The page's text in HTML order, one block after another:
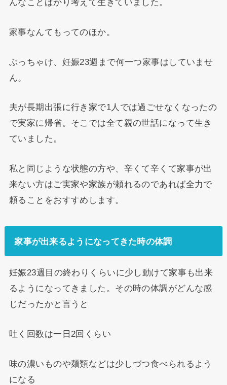
んなことばかり考えて生きていました。
家事なんてもってのほか。
ぶっちゃけ、妊娠23週まで何一つ家事はしていませ
ん。
夫が長期出張に行き家で1人では過ごせなくなったの
で実家に帰省。そこでは全て親の世話になって生き
ていました。
私と同じような状態の方や、辛くて辛くて家事が出
来ない方はご実家や家族が頼れるのであれば全力で
頼ることをおすすめします。
家事が出来るようになってきた時の体調
妊娠23週目の終わりくらいに少し動けて家事も出来
るようになってきました。その時の体調がどんな感
じだったかと言うと
吐く回数は一日2回くらい
味の濃いものや麺類などは少しづつ食べられるよう
になる